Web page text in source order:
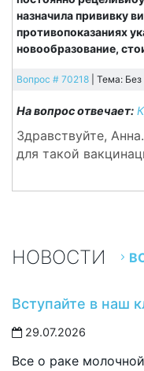
назначила прививку
противопоказаниях
новообразование,
Вопрос # 70218 | Тема:
На вопрос отвечает:
Здравствуйте,
для такой
НОВОСТИ
Вступайте в наш
29.07.2026
Все о раке